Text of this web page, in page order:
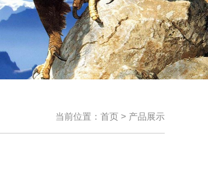
当前位置： 首页 > 产品展示